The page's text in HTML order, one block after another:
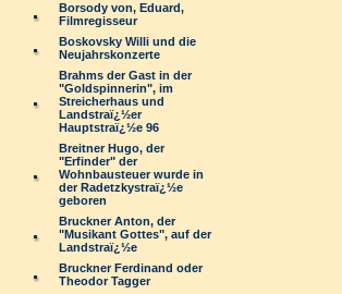
Borsody von, Eduard,
Filmregisseur
Boskovsky Willi und die
Neujahrskonzerte
Brahms der Gast in der
"Goldspinnerin", im
Streicherhaus und
Landstraï¿½er
Hauptstraï¿½e 96
Breitner Hugo, der
"Erfinder" der
Wohnbausteuer wurde in
der Radetzkystraï¿½e
geboren
Bruckner Anton, der
"Musikant Gottes", auf der
Landstraï¿½e
Bruckner Ferdinand oder
Theodor Tagger